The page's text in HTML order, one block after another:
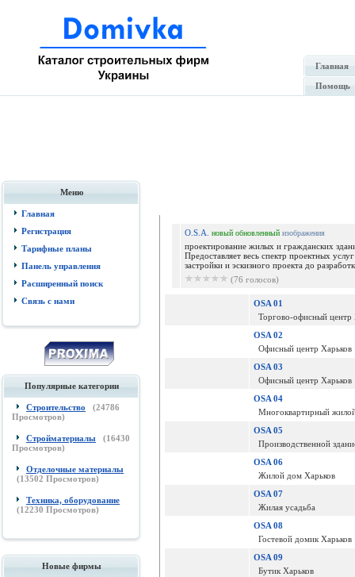
Главная
Помощь
Меню
Главная
Регистрация
Тарифные планы
Панель управления
Расширенный поиск
Связь с нами
Популярные категории
Строительство (24786
Просмотров)
Стройматериалы (16430
Просмотров)
Отделочные материалы
(13502 Просмотров)
Техника, оборудование
(12230 Просмотров)
Новые фирмы
O.S.A. новый обновленный изображения
проектирование жилых и гражданских
Предоставляет весь спектр проектных
застройки и эскизного проекта до
(76 голосов)
OSA 01
Торгово-офисный центр
OSA 02
Офисный центр Харьков
OSA 03
Офисный центр Харьков
OSA 04
Многоквартирный
OSA 05
Производственной
OSA 06
Жилой дом Харьков
OSA 07
Жилая усадьба
OSA 08
Гостевой домик Харьков
OSA 09
Бутик Харьков